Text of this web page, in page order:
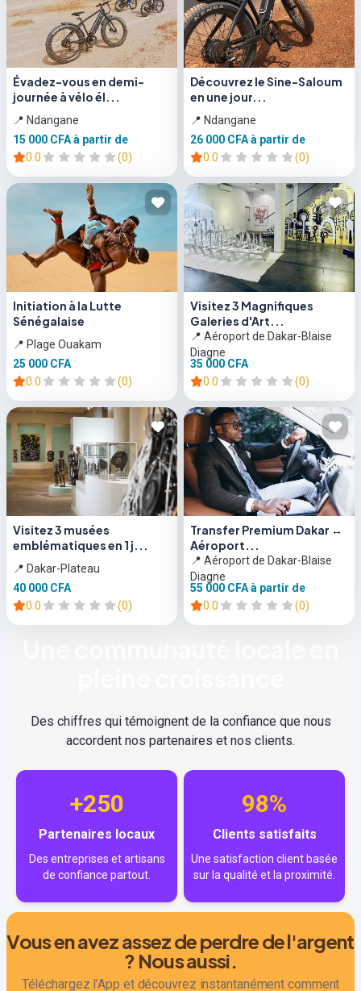
Évadez-vous en demi-
journée à vélo él...
📍 Ndangane
15 000 CFAà partir de
0.0
(0)
Découvrez le Sine-Saloum
en une jour...
📍 Ndangane
26 000 CFAà partir de
0.0
(0)
Initiation à la Lutte
Sénégalaise
📍 Plage Ouakam
25 000 CFA
0.0
(0)
Visitez 3 Magnifiques
Galeries d'Art...
📍 Aéroport de Dakar-Blaise
Diagne
35 000 CFA
0.0
(0)
Visitez 3 musées
emblématiques en 1 j...
📍 Dakar-Plateau
40 000 CFA
0.0
(0)
Transfer Premium Dakar ↔
Aéroport...
📍 Aéroport de Dakar-Blaise
Diagne
55 000 CFAà partir de
0.0
(0)
Des chiffres qui témoignent de la confiance que nous
accordent nos partenaires et nos clients.
+250
Partenaires locaux
Des entreprises et artisans
de confiance partout.
98%
Clients satisfaits
Une satisfaction client basée
sur la qualité et la proximité.
Vous en avez assez de perdre de l'argent
? Nous aussi.
Téléchargez l’App et découvrez instantanément comment